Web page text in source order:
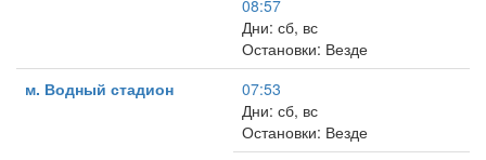
08:57
Дни: сб, вс
Остановки: Везде
м. Водный стадион
07:53
Дни: сб, вс
Остановки: Везде